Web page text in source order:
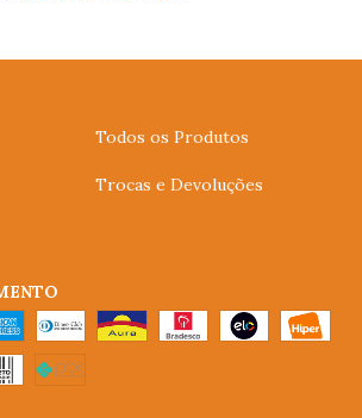
Todos os Produtos
Trocas e Devoluções